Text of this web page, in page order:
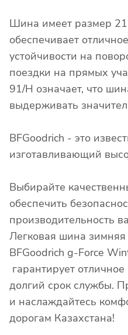
Шина имеет размер
обеспечивает
устойчивости на
поездки на прямых
91/H означает, что
выдерживать
BFGoodrich - это
изготавливающий
Выбирайте
обеспечить
производительность
Легковая шина
BFGoodrich g-Force
гарантирует
долгий срок службы.
и наслаждайтесь
дорогам Казахстана!